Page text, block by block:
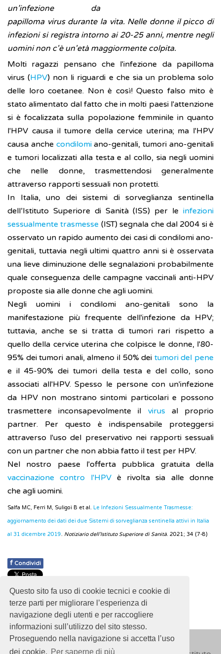
Questo sito fa uso di cookie tecnici e cookie di
terze parti per migliorare l’esperienza di
navigazione degli utenti e per raccogliere
informazioni sull’utilizzo del sito stesso.
Proseguendo nella navigazione si accetta l’uso
dei cookie. Per saperne di più
un’infezione da
papilloma virus durante la vita. Nelle donne il picco di
infezioni si registra intorno ai 20-25 anni, mentre negli
uomini non c'è un'età maggiormente colpita.
Molti ragazzi pensano che l'infezione da papilloma
virus (HPV) non li riguardi e che sia un problema solo
delle loro coetanee. Non è così! Questo falso mito è
stato alimentato dal fatto che in molti paesi l'attenzione
si è focalizzata sulla popolazione femminile in quanto
l'HPV causa il tumore della cervice uterina; ma l'HPV
causa anche condilomiano-genitali, tumori ano-genitali
e tumori localizzati alla testa e al collo, sia negli uomini
che nelle donne, trasmettendosi generalmente
attraverso rapporti sessuali non protetti.
In Italia, uno dei sistemi di sorveglianza sentinella
dell’Istituto Superiore di Sanità (ISS) per le infezioni
sessualmente trasmesse (IST) segnala che dal 2004 si è
osservato un rapido aumento dei casi di condilomi ano-
genitali, tuttavia negli ultimi quattro anni si è osservata
una lieve diminuzione delle segnalazioni probabilmente
quale conseguenza delle campagne vaccinali anti-HPV
proposte sia alle donne che agli uomini.
Negli uomini i condilomi ano-genitali sono la
manifestazione più frequente dell'infezione da HPV;
tuttavia, anche se si tratta di tumori rari rispetto a
quello della cervice uterina che colpisce le donne, l'80-
95% dei tumori anali, almeno il 50% dei tumori del pene
e il 45-90% dei tumori della testa e del collo, sono
associati all'HPV. Spesso le persone con un'infezione
da HPV non mostrano sintomi particolari e possono
trasmettere inconsapevolmente il virus al proprio
partner. Per questo è indispensabile proteggersi
attraverso l'uso del preservativo nei rapporti sessuali
con un partner che non abbia fatto il test per HPV.
Nel nostro paese l'offerta pubblica gratuita della
vaccinazione contro l'HPVè rivolta sia alle donne
che agli uomini.
Salfa MC, Ferri M, Suligoi B et al. Le Infezioni Sessualmente Trasmesse:
aggiornamento dei dati dei due Sistemi di sorveglianza sentinella attivi in Italia
al 31 dicembre 2019. Notiziario dell'Istituto Superiore di Sanità. 2021; 34 (7-8)
f Condividi
Pubblicato: 28 Febbraio 2018
- Ultimo aggiornamento: 03 Marzo 2022